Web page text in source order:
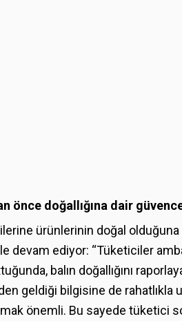
önce doğallığına dair
ürünlerinin doğal
devam ediyor: “Tüketiciler
balın doğallığını
geldiği bilgisine de rahatlıkla
önemli. Bu sayede tüketici